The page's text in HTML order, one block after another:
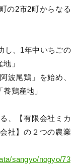
の2市2町からなる
し、1年中いちごの
」
波尾鶏」を始め、
鶏産地」
、【有限会社ミカ
社】の２つの農業
sangyo/nogyo/73